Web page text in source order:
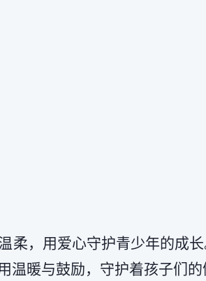
柔，用爱心守护青少年的成
温暖与鼓励，守护着孩子们